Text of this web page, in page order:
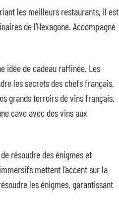
les meilleurs restaurants, il est
de l’Hexagone. Accompagné
idée de cadeau raffinée. Les
les secrets des chefs français.
grands terroirs de vins français.
cave avec des vins aux
de résoudre des énigmes et
mettent l’accent sur la
les énigmes, garantissant